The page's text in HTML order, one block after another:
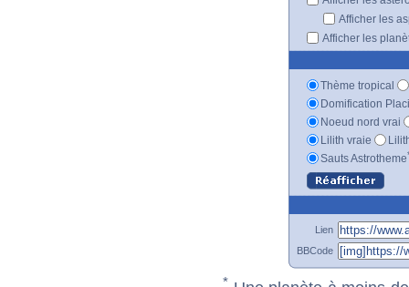
Afficher les
Afficher les
Thème tropical
Domification
Noeud nord vrai
Lilith vraie
Sauts Astrotheme
Lien
BBCode
*